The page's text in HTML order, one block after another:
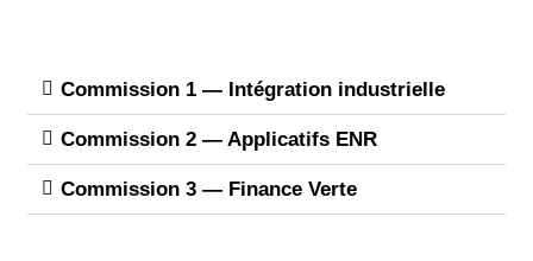
Commission 1 — Intégration industrielle​
Commission 2 — Applicatifs ENR​
Commission 3 — Finance Verte​